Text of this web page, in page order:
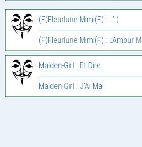
(F)Fleurlune Mimi(F) : : ’ (
(F)Fleurlune Mimi(F) : L’Amour
Maiden-Girl : Et Dire
Maiden-Girl : J’Ai Mal